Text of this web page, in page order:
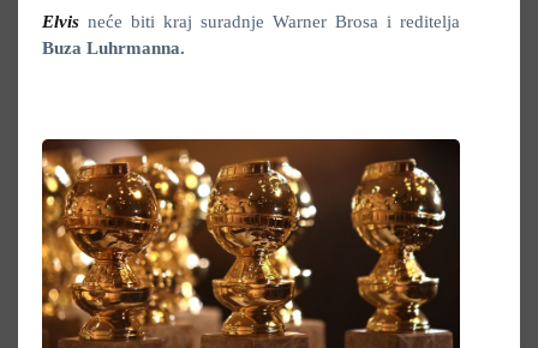
Elvis neće biti kraj suradnje Warner Brosa i reditelja
Buza Luhrmanna.